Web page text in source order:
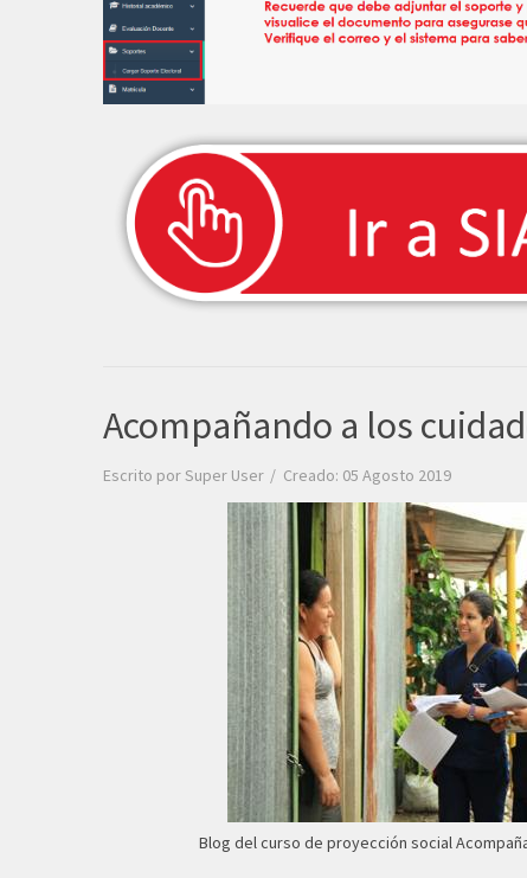
Acompañando a los
Escrito porSuper User Creado: 05 Agosto 2019
Blog del curso de proyección social